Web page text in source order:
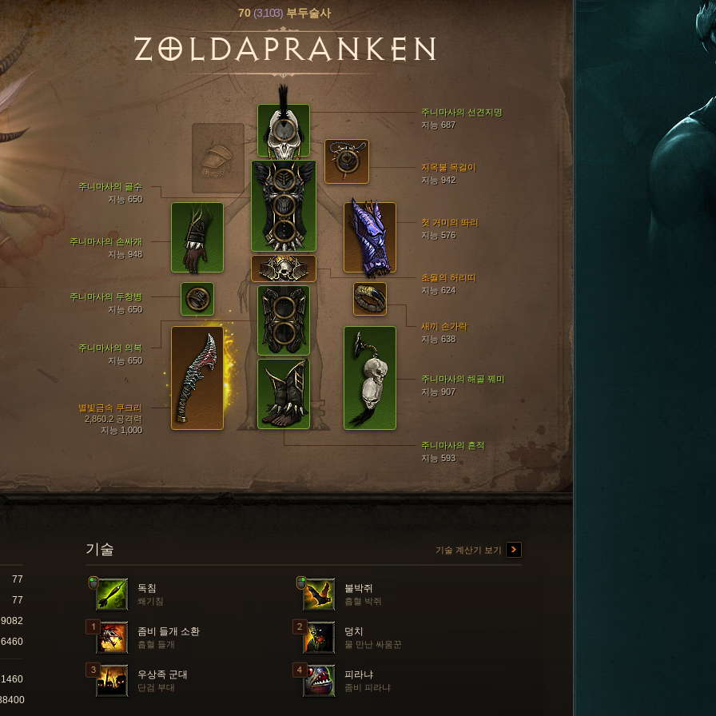
70(3,103)부두술사
ZOLDAPRANKEN
주니마사의 선견지명
지능 687
주니마사의 골수
지능 650
주니마사의 흔적
지능 593
주니마사의 손싸개
지능 948
주니마사의 의복
지능 650
첫 거미의 똬리
지능 576
별빛금속 쿠크리
2,860.2 공격력
지능 1,000
주니마사의 해골 꿰미
지능 907
초월의 허리띠
지능 624
새끼 손가락
지능 638
주니마사의 두창병
지능 650
지옥불 목걸이
지능 942
기술 기술 계산기 보기
독침
쐐기침
불박쥐
흡혈 박쥐
좀비 들개 소환
흡혈 들개
덩치
물 만난 싸움꾼
우상족 군대
단검 부대
피라냐
좀비 피라냐
77
77
9082
6460